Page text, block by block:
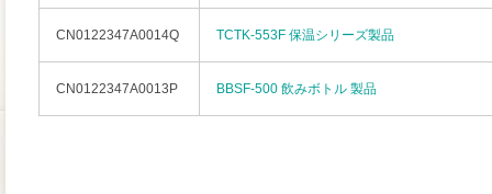
CN0122347A0014Q TCTK-553F 保温シリーズ製品
CN0122347A0013P BBSF-500 飲みボトル 製品